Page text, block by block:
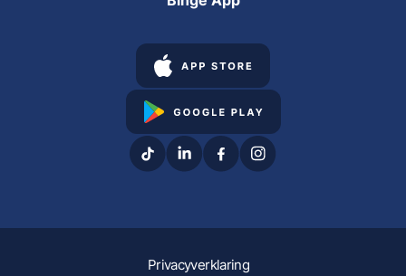
Privacyverklaring